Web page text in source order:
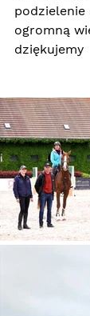
podzielenie
ogromną
dziękujemy